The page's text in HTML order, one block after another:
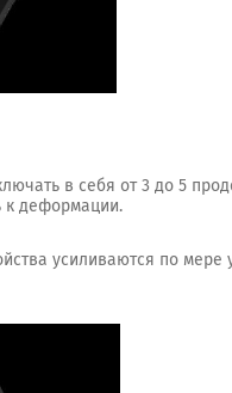
в себя от 3 до 5
к деформации.
усиливаются по